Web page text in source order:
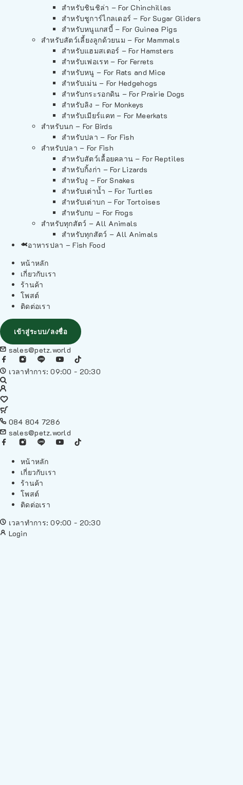
สำหรับชินชิล่า – For Chinchillas
สำหรับชูการ์ไกลเดอร์ – For Sugar Gliders
สำหรับหนูแกสบี้ – For Guinea Pigs
สำหรับสัตว์เลี้ยงลูกด้วยนม – For Mammals
สำหรับแฮมสเตอร์ – For Hamsters
สำหรับเฟอเรท – For Ferrets
สำหรับหนู – For Rats and Mice
สำหรับเม่น – For Hedgehogs
สำหรับกระรอกดิน – For Prairie Dogs
สำหรับลิง – For Monkeys
สำหรับเมียร์แคท – For Meerkats
สำหรับนก – For Birds
สำหรับปลา – For Fish
สำหรับปลา – For Fish
สำหรับสัตว์เลื้อยคลาน – For Reptiles
สำหรับกิ้งก่า – For Lizards
สำหรับงู – For Snakes
สำหรับเต่าน้ำ – For Turtles
สำหรับเต่าบก – For Tortoises
สำหรับกบ – For Frogs
สำหรับทุกสัตว์ – All Animals
สำหรับทุกสัตว์ – All Animals
อาหารปลา – Fish Food
หน้าหลัก
เกี่ยวกับเรา
ร้านค้า
โพสต์
ติดต่อเรา
เข้าสู่ระบบ/ลงชื่อ
sales@petz.world
เวลาทำการ: 09:00 - 20:30
084 804 7286
sales@petz.world
หน้าหลัก
เกี่ยวกับเรา
ร้านค้า
โพสต์
ติดต่อเรา
เวลาทำการ: 09:00 - 20:30
Login